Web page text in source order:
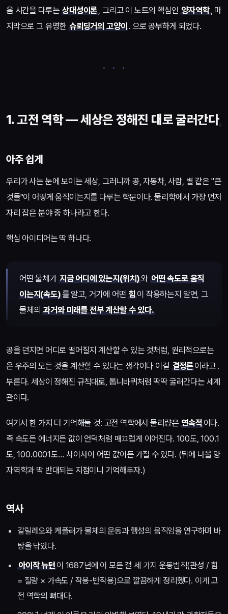
음 시간을 다루는상대성이론, 그리고 이 노트의 핵심인양자역학, 마
지막으로 그 유명한슈뢰딩거의 고양이. 으로 공부하게 되었다.
1. 고전 역학 — 세상은 정해진 대로 굴러간다
아주 쉽게
우리가 사는 눈에 보이는 세상, 그러니까 공, 자동차, 사람, 별 같은 "큰
것들"이 어떻게 움직이는지를 다루는 학문이다. 물리학에서 가장 먼저
자리 잡은 분야 중 하나라고 한다.
핵심 아이디어는 딱 하나다.
어떤 물체가 지금 어디에 있는지(위치)와 어떤 속도로 움직
이는지(속도)를 알고, 거기에 어떤힘이 작용하는지 알면, 그
물체의과거와 미래를 전부 계산할 수 있다.
공을 던지면 어디로 떨어질지 계산할 수 있는 것처럼, 원리적으로는
온 우주의 모든 것을 계산할 수 있다는 생각이다 이걸 결정론이라고 .
부른다. 세상이 정해진 규칙대로, 톱니바퀴처럼 딱딱 굴러간다는 세계
관이다.
여기서 한 가지 더 기억해둘 것: 고전 역학에서 물리량은연속적이다.
즉 속도든 에너지든 값이 언덕처럼 매끄럽게 이어진다. 100도, 100.1
도, 100.0001도… 사이사이 어떤 값이든 가질 수 있다. (뒤에 나올 양
자역학과 딱 반대되는 지점이니 기억해두자.)
역사
갈릴레오와 케플러가 물체의 운동과 행성의 움직임을 연구하며 바
탕을 닦았다.
아이작 뉴턴이 1687년에 이 모든 걸 세 가지 운동법칙(관성 / 힘
= 질량 × 가속도 / 작용-반작용)으로 깔끔하게 정리했다. 이게 고
전 역학의 뼈대다.